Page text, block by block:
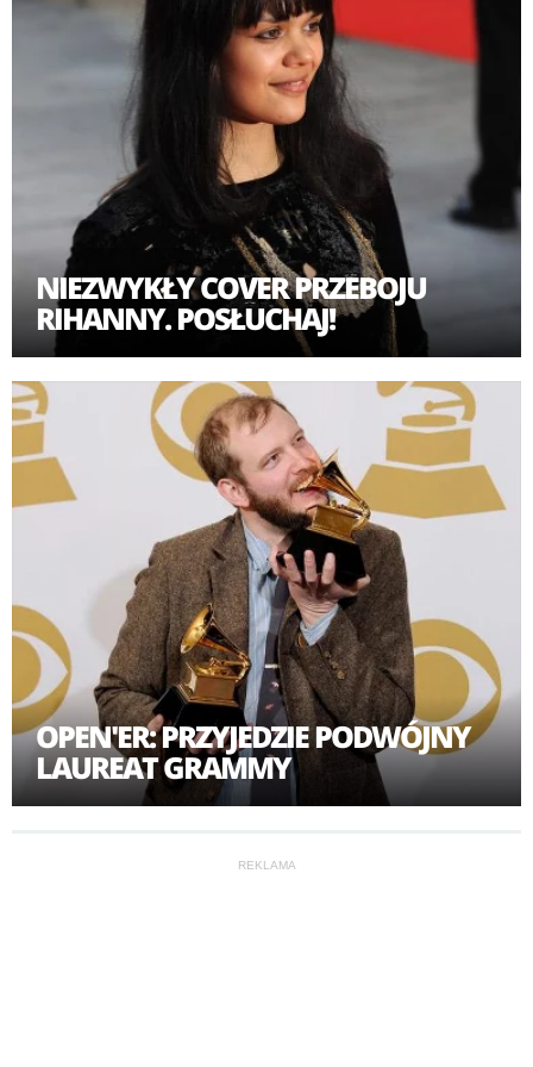
planowana jest na jesień 2012 roku.
W 2012 roku artystka wystąpiła w Polsce podczas
Heineken Open'er Festival.
NIEZWYKŁY COVER PRZEBOJU
RIHANNY. POSŁUCHAJ!
OPEN'ER: PRZYJEDZIE PODWÓJNY
LAUREAT GRAMMY
REKLAMA